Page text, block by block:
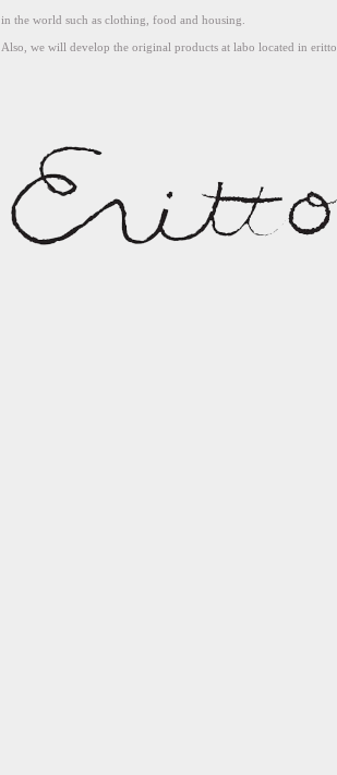
in the world such as clothing, food and housing.
Also, we will develop the original products at labo located in eritto.